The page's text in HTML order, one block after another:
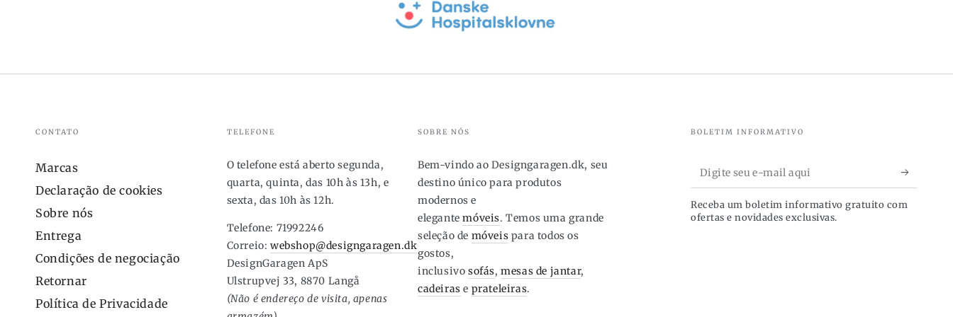
Branco
CONTATO
Marcas
Declaração de cookies
Sobre nós
Entrega
Condições de negociação
Retornar
Política de Privacidade
TELEFONE
O telefone está aberto segunda,
quarta, quinta, das 10h às 13h, e
sexta, das 10h às 12h.
Telefone: 71992246
Correio: webshop@designgaragen.dk
DesignGaragen ApS
Ulstrupvej 33, 8870 Langå
(Não é endereço de visita, apenas
SOBRE NÓS
Bem-vindo ao Designgaragen.dk, seu
destino único para produtos
modernos e
elegantemóveis. Temos uma grande
seleção de móveis para todos os
gostos,
inclusivosofás,mesas de jantar,
cadeiras e prateleiras.
BOLETIM INFORMATIVO
Digite
seu
e-
Receba um boletim informativo gratuito com
ofertas e novidades exclusivas.